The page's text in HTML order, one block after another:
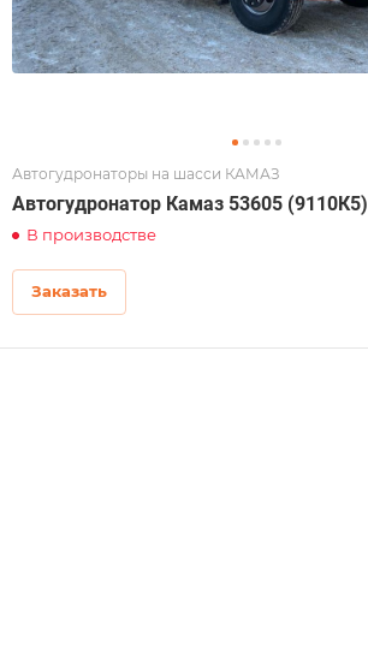
Автогудронаторы на шасси КАМАЗ
Автогудронатор Камаз 53605 (9110К5)
В производстве
Заказать